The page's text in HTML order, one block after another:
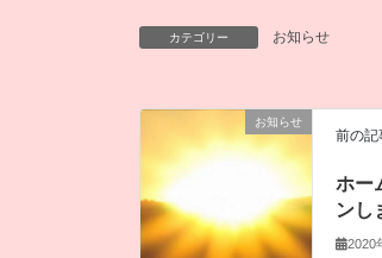
カテゴリー お知らせ
お知らせ
前の記
ホー
ンし
2020